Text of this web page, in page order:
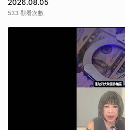
2026.08.05
533 觀看次數